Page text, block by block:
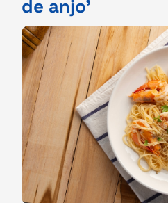
de anjo’